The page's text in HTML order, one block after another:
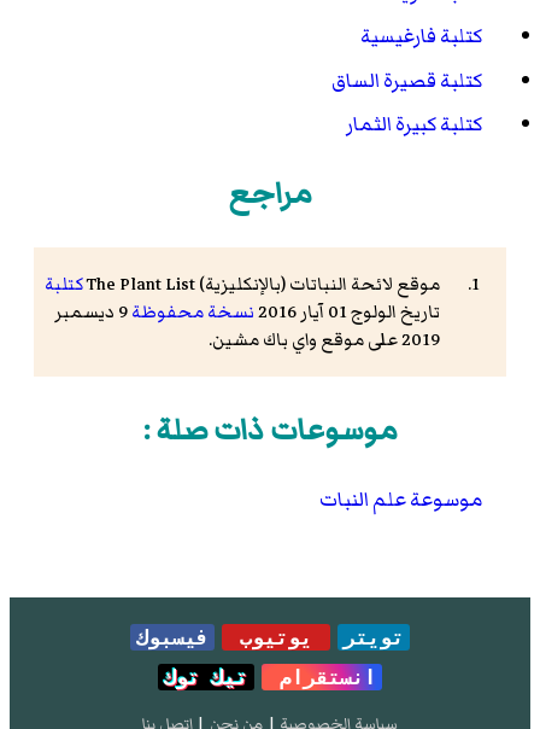
كتلبة فارغيسية
كتلبة قصيرة الساق
كتلبة كبيرة الثمار
مراجع
موقع لائحة النباتات (بالإنكليزية) The Plant List
كتلبة
تاريخ الولوج 01 آيار 2016
نسخة محفوظة
9 ديسمبر
2019 على موقع واي باك مشين.
موسوعات ذات صلة :
موسوعة علم النبات
تويتر يوتيوب
فيسبوك
انستقرام
تيك توك
سياسة الخصوصية | من نحن | إتصل بنا